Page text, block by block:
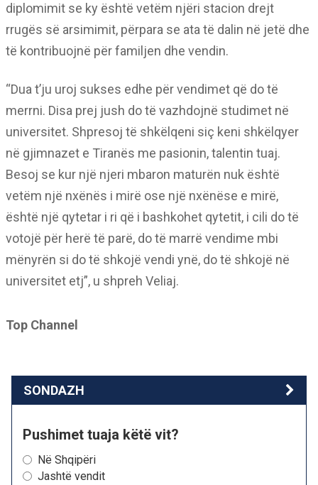
diplomimit se ky është vetëm njëri stacion drejt
rrugës së arsimimit, përpara se ata të dalin në jetë dhe
të kontribuojnë për familjen dhe vendin.
“Dua t’ju uroj sukses edhe për vendimet që do të
merrni. Disa prej jush do të vazhdojnë studimet në
universitet. Shpresoj të shkëlqeni siç keni shkëlqyer
në gjimnazet e Tiranës me pasionin, talentin tuaj.
Besoj se kur një njeri mbaron maturën nuk është
vetëm një nxënës i mirë ose një nxënëse e mirë,
është një qytetar i ri që i bashkohet qytetit, i cili do të
votojë për herë të parë, do të marrë vendime mbi
mënyrën si do të shkojë vendi ynë, do të shkojë në
universitet etj”, u shpreh Veliaj.
Top Channel
SONDAZH
Pushimet tuaja këtë vit?
Në Shqipëri
Jashtë vendit